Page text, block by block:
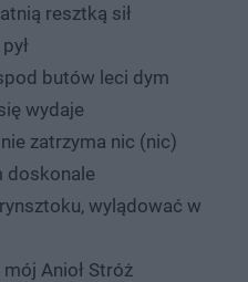
resztką sił
butów leci dym
wydaje
zatrzyma nic (nic)
doskonale
wylądować w
Anioł Stróż